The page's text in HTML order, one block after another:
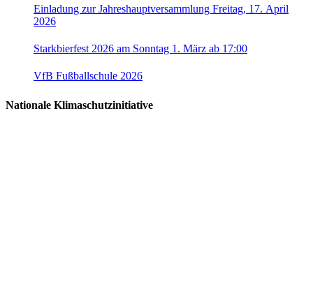
Einladung zur Jahreshauptversammlung Freitag, 17. April
2026
Starkbierfest 2026 am Sonntag 1. März ab 17:00
VfB Fußballschule 2026
Nationale Klimaschutzinitiative